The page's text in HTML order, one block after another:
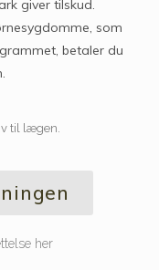
giver tilskud.
som
betaler du
til lægen.
her